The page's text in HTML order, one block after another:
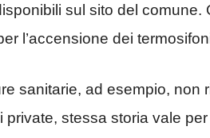
sul sito del comune.
l’accensione dei
sanitarie, ad esempio,
private, stessa storia vale per